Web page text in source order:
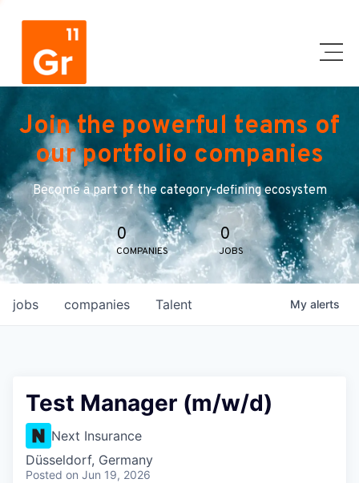
Join the powerful teams of
our portfolio companies
Become a part of the category-defining ecosystem
0
COMPANIES
0
JOBS
jobs companies Talent My alerts
Test Manager (m/w/d)
Next Insurance
Düsseldorf, Germany
Posted on Jun 19, 2026